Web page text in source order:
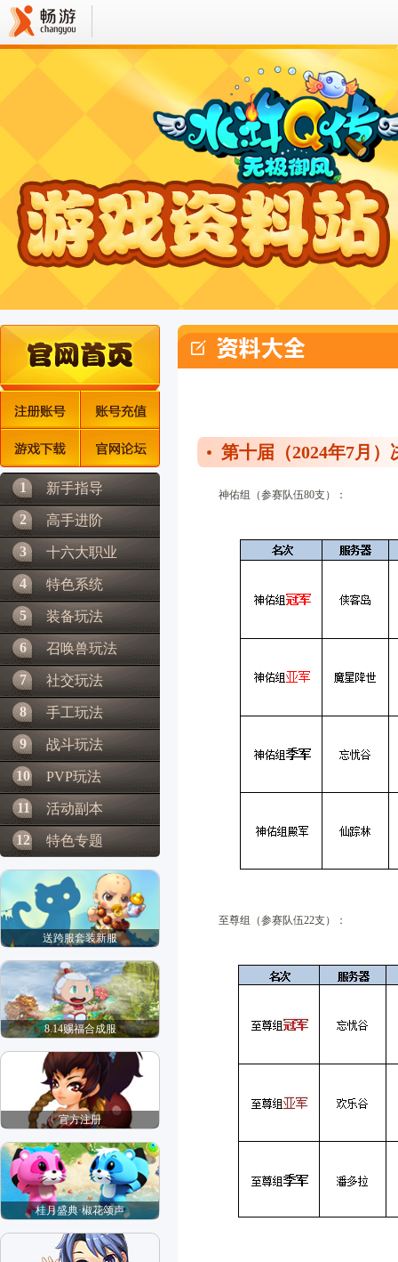
1 新手指导
2 高手进阶
3 十六大职业
4 特色系统
5 装备玩法
6 召唤兽玩法
7 社交玩法
8 手工玩法
9 战斗玩法
10 PVP玩法
11 活动副本
12 特色专题
送跨服套装新服
8.14赐福合成服
官方注册
桂月盛典·椒花颂声
第十届（2024年7月）
神佑组（参赛队伍80支）：
至尊组（参赛队伍22支）：